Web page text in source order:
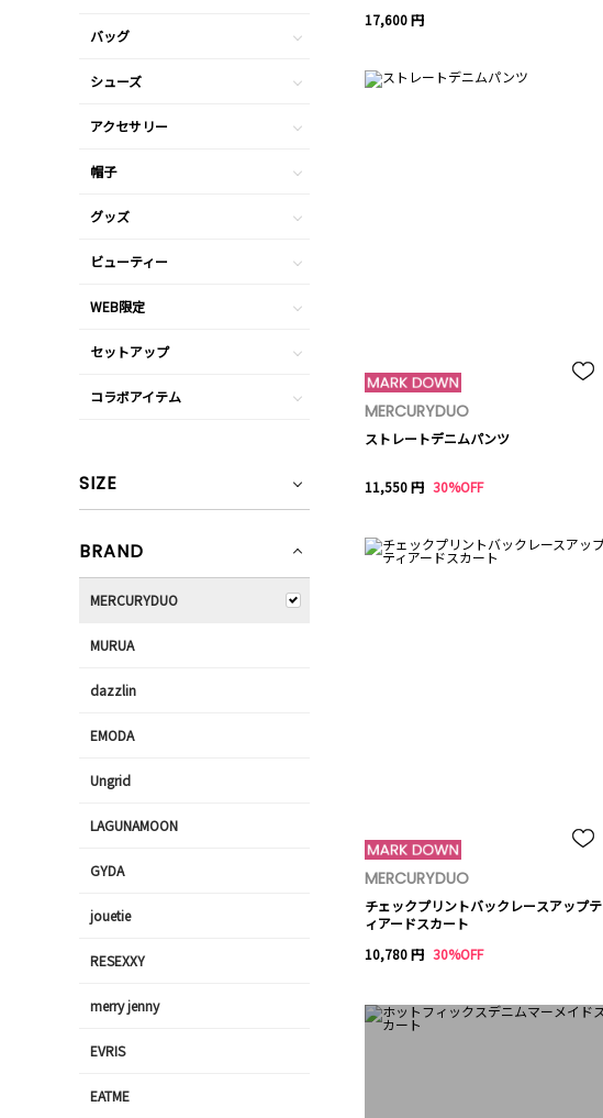
17,600 円
MERCURYDUO
ストレートデニムパンツ
11,550 円 30%OFF
MERCURYDUO
チェックプリントバックレースアップテ
ィアードスカート
10,780 円 30%OFF
バッグ
シューズ
アクセサリー
帽子
グッズ
ビューティー
WEB限定
セットアップ
コラボアイテム
SIZE
BRAND
MERCURYDUO
MURUA
dazzlin
EMODA
Ungrid
LAGUNAMOON
GYDA
jouetie
RESEXXY
merry jenny
EVRIS
EATME